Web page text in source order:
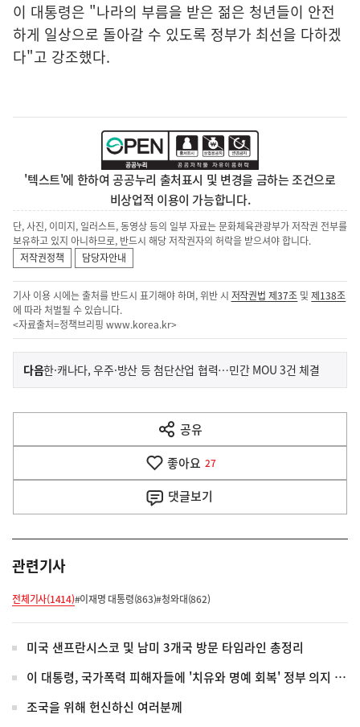
이 대통령은 "나라의 부름을 받은 젊은 청년들이 안전
하게 일상으로 돌아갈 수 있도록 정부가 최선을 다하겠
다"고 강조했다.
'텍스트'에 한하여 공공누리 출처표시 및 변경을 금하는 조건으로
비상업적 이용이 가능합니다.
단, 사진, 이미지, 일러스트, 동영상 등의 일부 자료는 문화체육관광부가 저작권 전부를
보유하고 있지 아니하므로, 반드시 해당 저작권자의 허락을 받으셔야 합니다.
저작권정책
담당자안내
기사 이용 시에는 출처를 반드시 표기해야 하며, 위반 시 저작권법 제37조 및제138조
에 따라 처벌될 수 있습니다.
<자료출처=정책브리핑 www.korea.kr>
이
전
다
음
다음기
사
한·캐나다, 우주·방산 등 첨단산업 협력…민간 MOU 3건 체결
공유
열
기
좋아요 27
댓글보기
관련기사
전체기사(1414)#이재명 대통령(863)#청와대(862)
미국 샌프란시스코 및 남미 3개국 방문 타임라인 총정리
이 대통령, 국가폭력 피해자들에 '치유와 명예 회복' 정부 의지 전달
조국을 위해 헌신하신 여러분께